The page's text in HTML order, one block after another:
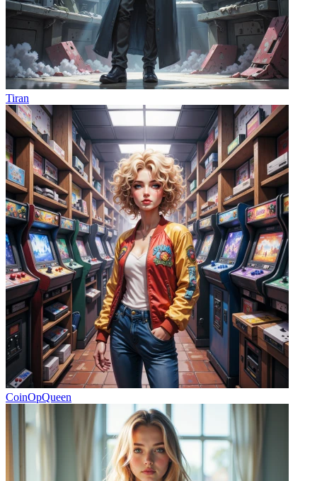
Tiran
CoinOpQueen